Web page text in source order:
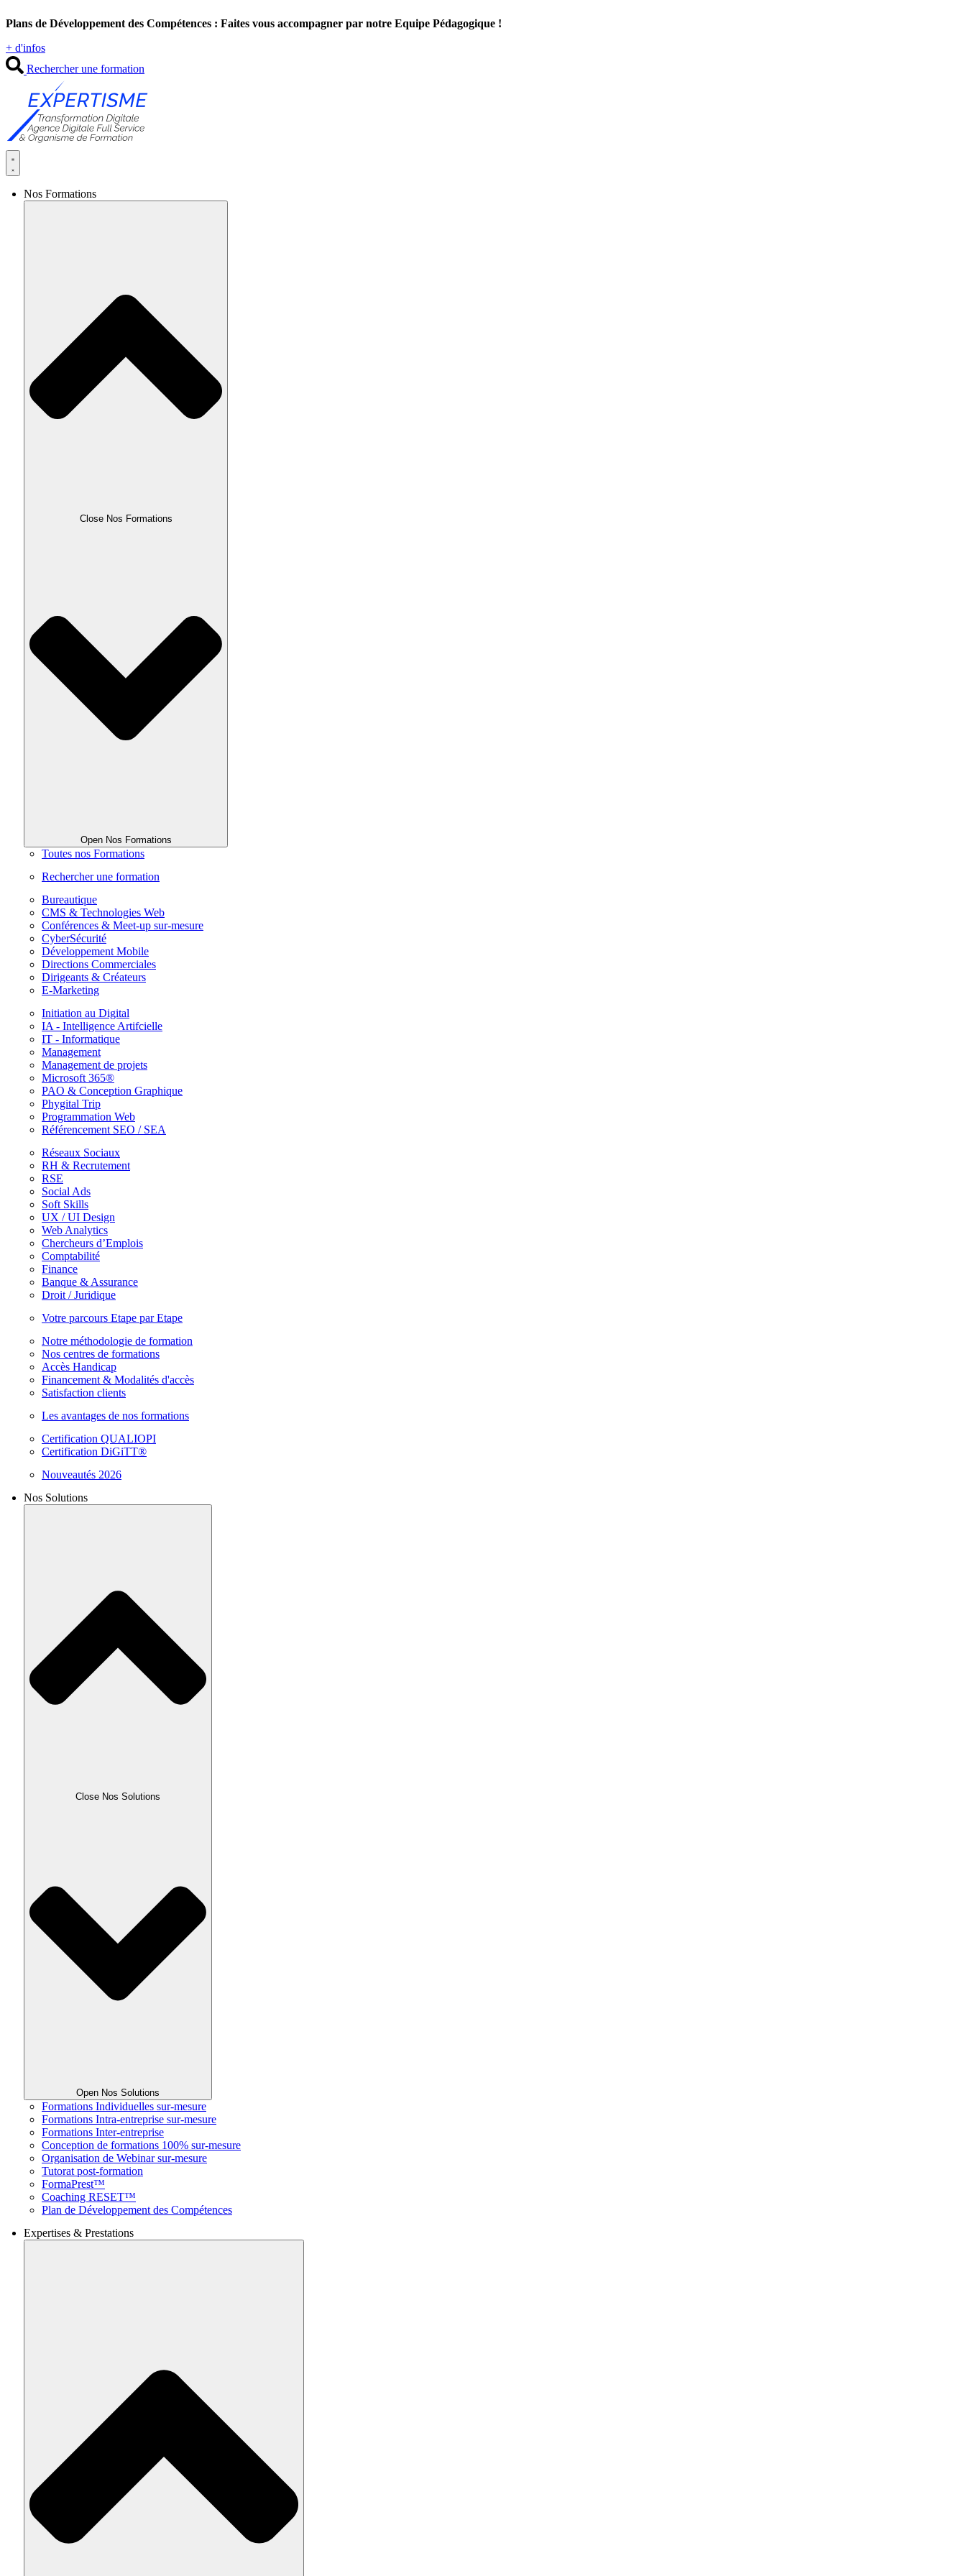
au
Plans de Développement des Compétences : Faites vous accompagner par notre Equipe Pédagogique !
+ d'infos
Rechercher une formation
Nos Formations
Close Nos Formations
Open Nos Formations
Toutes nos Formations
Rechercher une formation
Bureautique
CMS & Technologies Web
Conférences & Meet-up sur-mesure
CyberSécurité
Développement Mobile
Directions Commerciales
Dirigeants & Créateurs
E-Marketing
Initiation au Digital
IA - Intelligence Artifcielle
IT - Informatique
Management
Management de projets
Microsoft 365®
PAO & Conception Graphique
Phygital Trip
Programmation Web
Référencement SEO / SEA
Réseaux Sociaux
RH & Recrutement
RSE
Social Ads
Soft Skills
UX / UI Design
Web Analytics
Chercheurs d’Emplois
Comptabilité
Finance
Banque & Assurance
Droit / Juridique
Votre parcours Etape par Etape
Notre méthodologie de formation
Nos centres de formations
Accès Handicap
Financement & Modalités d'accès
Satisfaction clients
Les avantages de nos formations
Certification QUALIOPI
Certification DiGiTT®
Nouveautés 2026
Nos Solutions
Close Nos Solutions
Open Nos Solutions
Formations Individuelles sur-mesure
Formations Intra-entreprise sur-mesure
Formations Inter-entreprise
Conception de formations 100% sur-mesure
Organisation de Webinar sur-mesure
Tutorat post-formation
FormaPrest™
Coaching RESET™
Plan de Développement des Compétences
Expertises & Prestations